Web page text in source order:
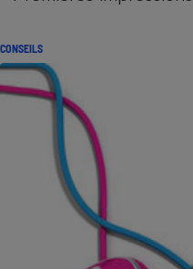
CONSEILS